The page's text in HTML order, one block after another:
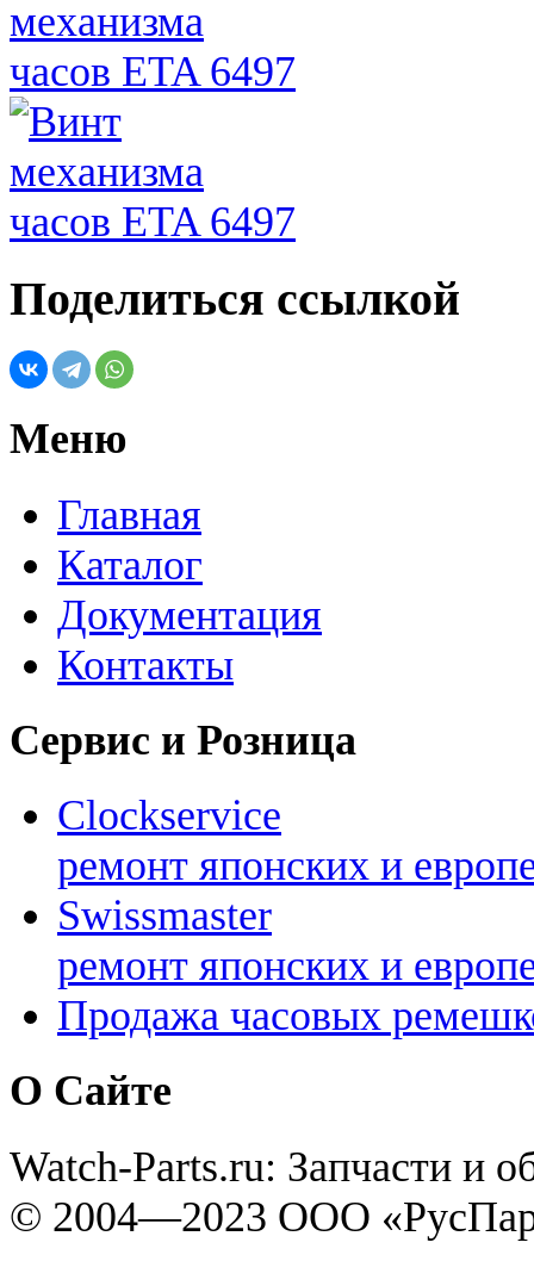
Поделиться ссылкой
Меню
Главная
Каталог
Документация
Контакты
Сервис и Розница
Clockservice
ремонт японских и
Swissmaster
ремонт японских и
Продажа часовых
О Сайте
Watch-Parts.ru: Запчасти и
© 2004—2023 ООО